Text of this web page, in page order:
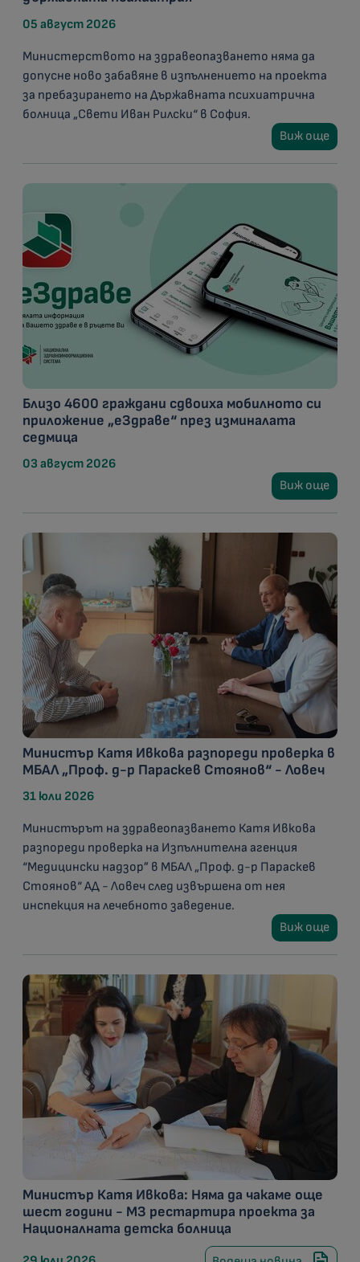
05 август 2026
Министерството на здравеопазването няма да
допусне ново забавяне в изпълнението на проекта
за пребазирането на Държавната психиатрична
болница „Свети Иван Рилски“ в София.
Виж още
Близо 4600 граждани сдвоиха мобилното си
приложение „еЗдраве“ през изминалата
седмица
03 август 2026
Виж още
Министър Катя Ивкова разпореди проверка в
МБАЛ „Проф. д-р Параскев Стоянов“ - Ловеч
31 юли 2026
Министърът на здравеопазването Катя Ивкова
разпореди проверка на Изпълнителна агенция
“Медицински надзор” в МБАЛ „Проф. д-р Параскев
Стоянов“ АД - Ловеч след извършена от нея
инспекция на лечебното заведение.
Виж още
Министър Катя Ивкова: Няма да чакаме още
шест години - МЗ рестартира проекта за
Националната детска болница